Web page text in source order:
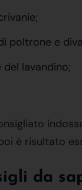
poltrone e
del lavandino;
è risultato
da